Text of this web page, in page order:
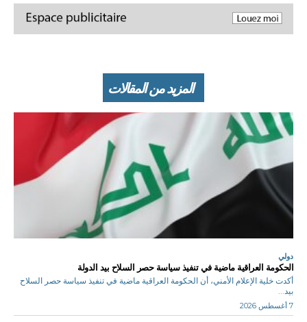
المزيد من المقالات
دولي
الحكومة العراقية ماضية في تنفيذ سياسة حصر السلاح بيد الدولة
أكدت خلية الإعلام الأمني، أن الحكومة العراقية ماضية في تنفيذ سياسة حصر السلاح
بيد...
7 أغسطس 2026